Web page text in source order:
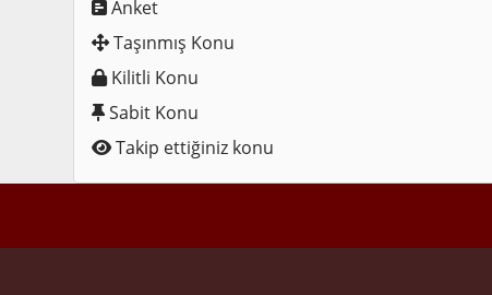
Anket
Taşınmış Konu
Kilitli Konu
Sabit Konu
Takip ettiğiniz konu